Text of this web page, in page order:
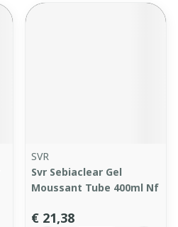
SVR
Svr Sebiaclear Gel
Moussant Tube 400ml Nf
€ 21,38